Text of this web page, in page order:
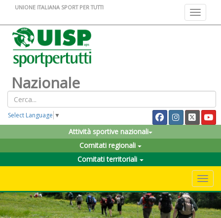
Toggle
UNIONE ITALIANA SPORT PER TUTTI
Nazionale
Select Language ▼
Attività sportive nazionali
Comitati regionali
Comitati territoriali